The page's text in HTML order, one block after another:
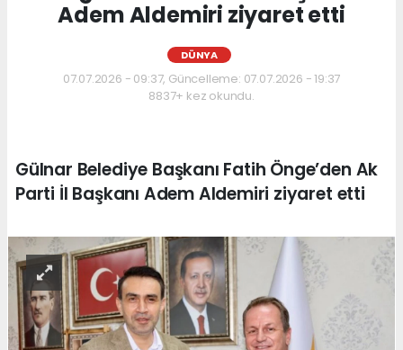
Adem Aldemiri ziyaret etti
DÜNYA
07.07.2026 - 09:37, Güncelleme: 07.07.2026 - 19:37
8837+ kez okundu.
Gülnar Belediye Başkanı Fatih Önge’den Ak
Parti İl Başkanı Adem Aldemiri ziyaret etti